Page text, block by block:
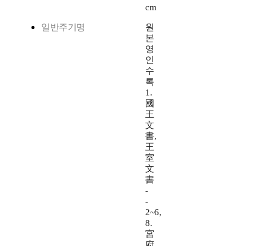
cm
일반주기명
원
본
영
인
수
록
1.
國
王
文
書,
王
室
文
書
-
-
2~6,
8.
宮